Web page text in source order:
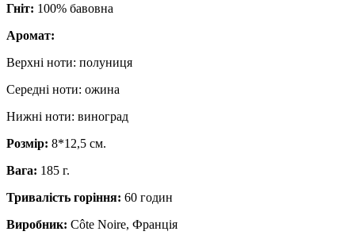
Гніт: 100% бавовна
Аромат:
Верхні ноти: полуниця
Середні ноти: ожина
Нижні ноти: виноград
Розмір: 8*12,5 см.
Вага: 185 г.
Тривалість горіння: 60 годин
Виробник: Côte Noire, Франція